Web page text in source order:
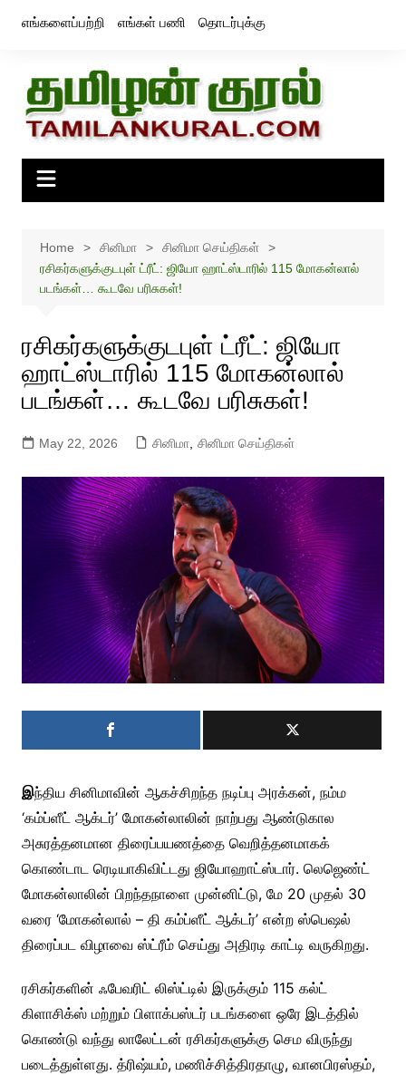
எங்களைப்பற்றி எங்கள் பணி தொடர்புக்கு
Home சினிமா
சினிமா செய்திகள்
ரசிகர்களுக்குடபுள் ட்ரீட்: ஜியோ ஹாட்ஸ்டாரில் 115 மோகன்லால்
படங்கள்… கூடவே பரிசுகள்!
ரசிகர்களுக்குடபுள் ட்ரீட்: ஜியோ
ஹாட்ஸ்டாரில் 115 மோகன்லால்
படங்கள்… கூடவே பரிசுகள்!
May 22, 2026 சினிமா, சினிமா செய்திகள்
இந்திய சினிமாவின் ஆகச்சிறந்த நடிப்பு அரக்கன், நம்ம
‘கம்ப்ளீட் ஆக்டர்’ மோகன்லாலின் நாற்பது ஆண்டுகால
அசுரத்தனமான திரைப்பயணத்தை வெறித்தனமாகக்
கொண்டாட ரெடியாகிவிட்டது ஜியோஹாட்ஸ்டார். லெஜெண்ட்
மோகன்லாலின் பிறந்தநாளை முன்னிட்டு, மே 20 முதல் 30
வரை ‘மோகன்லால் – தி கம்ப்ளீட் ஆக்டர்’ என்ற ஸ்பெஷல்
திரைப்பட விழாவை ஸ்ட்ரீம் செய்து அதிரடி காட்டி வருகிறது.
ரசிகர்களின் ஃபேவரிட் லிஸ்ட்டில் இருக்கும் 115 கல்ட்
கிளாசிக்ஸ் மற்றும் பிளாக்பஸ்டர் படங்களை ஒரே இடத்தில்
கொண்டு வந்து லாலேட்டன் ரசிகர்களுக்கு செம விருந்து
படைத்துள்ளது. த்ரிஷ்யம், மணிச்சித்திரதாழு, வானபிரஸ்தம்,